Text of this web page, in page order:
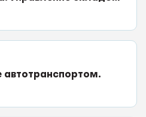
автотранспортом.